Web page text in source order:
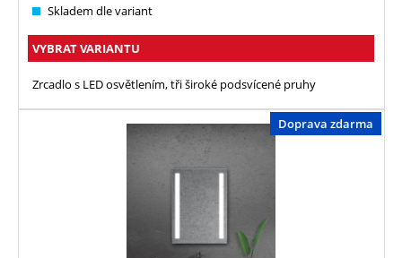
Skladem dle variant
VYBRAT VARIANTU
Zrcadlo s LED osvětlením, tři široké podsvícené pruhy
Doprava zdarma